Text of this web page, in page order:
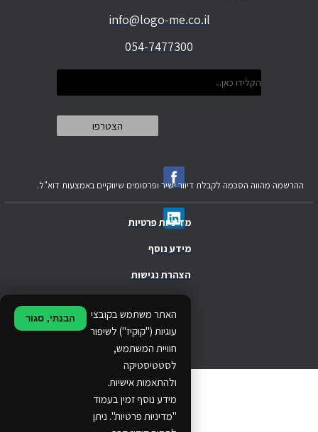
info@logo-me.co.il
054-7477300
מדיניות פרטיות
האתר משתמש בקובצי
עוגיות ("קוקיז") לשיפור
חוויית המשתמש,
לסטטיסטיקה
ולהתאמות אישיות.
מידע נוסף זמין בעמוד
"מדיניות פרטיות". ניתן
הבנתי, סגור
מידע נוסף
.
הצהרת נגישות
ההרשמה מהווה הסכמה לקבלת דיוור ישיר ופרסומים שיווקיים באמצעות דוא"ל.
© 2024 Ethos Business. All rights reserved.
...